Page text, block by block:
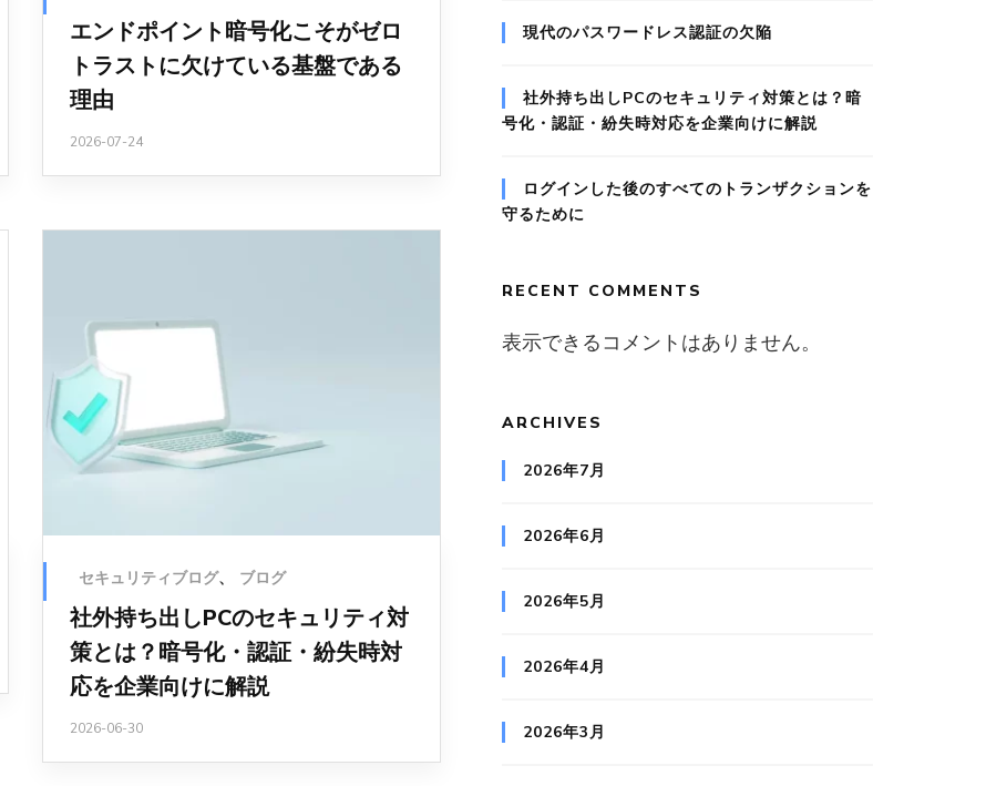
エンドポイント暗号化こそがゼロ
トラストに欠けている基盤である
理由
2026-07-24
セキュリティブログ、 ブログ
社外持ち出しPCのセキュリティ対
策とは？暗号化・認証・紛失時対
応を企業向けに解説
2026-06-30
現代のパスワードレス認証の欠陥
社外持ち出しPCのセキュリティ対策とは？暗
号化・認証・紛失時対応を企業向けに解説
ログインした後のすべてのトランザクションを
守るために
RECENT COMMENTS
表示できるコメントはありません。
ARCHIVES
2026年7月
2026年6月
2026年5月
2026年4月
2026年3月